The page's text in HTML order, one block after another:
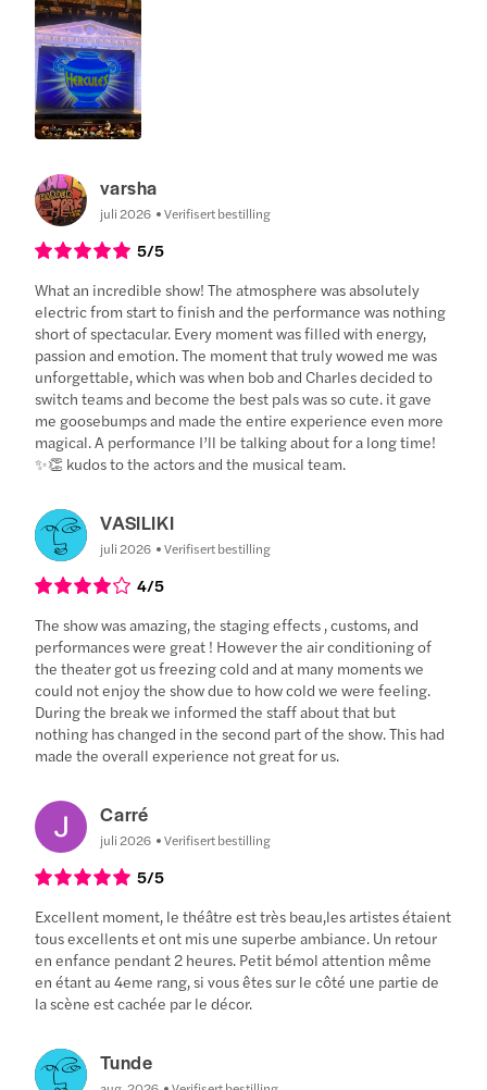
varsha
juli 2026 Verifisert bestilling
5/5
What an incredible show! The atmosphere was absolutely
electric from start to finish and the performance was nothing
short of spectacular. Every moment was filled with energy,
passion and emotion. The moment that truly wowed me was
unforgettable, which was when bob and Charles decided to
switch teams and become the best pals was so cute. it gave
me goosebumps and made the entire experience even more
magical. A performance I’ll be talking about for a long time!
✨👏 kudos to the actors and the musical team.
VASILIKI
juli 2026 Verifisert bestilling
4/5
The show was amazing, the staging effects , customs, and
performances were great ! However the air conditioning of
the theater got us freezing cold and at many moments we
could not enjoy the show due to how cold we were feeling.
During the break we informed the staff about that but
nothing has changed in the second part of the show. This had
made the overall experience not great for us.
Carré
juli 2026 Verifisert bestilling
5/5
Excellent moment, le théâtre est très beau,les artistes étaient
tous excellents et ont mis une superbe ambiance. Un retour
en enfance pendant 2 heures. Petit bémol attention même
en étant au 4eme rang, si vous êtes sur le côté une partie de
la scène est cachée par le décor.
Tunde